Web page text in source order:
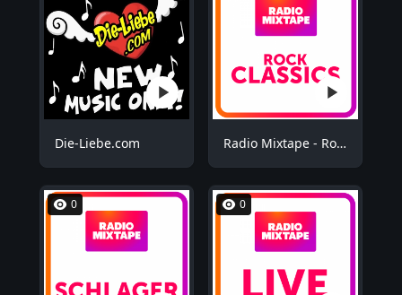
Die-Liebe.com Radio Mixtape - Rock Mix
0 0